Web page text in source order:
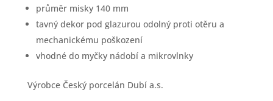
průměr misky 140 mm
tavný dekor pod glazurou odolný proti otěru a
mechanickému poškození
vhodné do myčky nádobí a mikrovlnky
Výrobce Český porcelán Dubí a.s.